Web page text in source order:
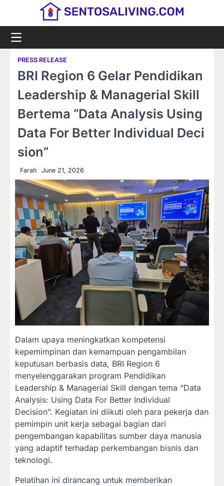
PRESS RELEASE
BRI Region 6 Gelar Pendidikan
Leadership & Managerial Skill
Bertema “Data Analysis Using
Data For Better Individual Deci
sion”
Farah June 21, 2026
Dalam upaya meningkatkan kompetensi
kepemimpinan dan kemampuan pengambilan
keputusan berbasis data, BRI Region 6
menyelenggarakan program Pendidikan
Leadership & Managerial Skill dengan tema “Data
Analysis: Using Data For Better Individual
Decision”. Kegiatan ini diikuti oleh para pekerja dan
pemimpin unit kerja sebagai bagian dari
pengembangan kapabilitas sumber daya manusia
yang adaptif terhadap perkembangan bisnis dan
teknologi.
Pelatihan ini dirancang untuk memberikan